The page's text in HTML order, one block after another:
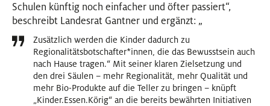
Schulen künftig noch einfacher und öfter passiert“,
beschreibt Landesrat Gantner und ergänzt: „
Zusätzlich werden die Kinder dadurch zu
Regionalitätsbotschafter*innenInnen
, die das Bewusstsein auch
nach Hause tragen.“ Mit seiner klaren Zielsetzung und
den drei Säulen – mehr Regionalität, mehr Qualität und
mehr Bio-Produkte auf die Teller zu bringen – knüpft
„Kinder.Essen.Körig“ an die bereits bewährten Initiativen